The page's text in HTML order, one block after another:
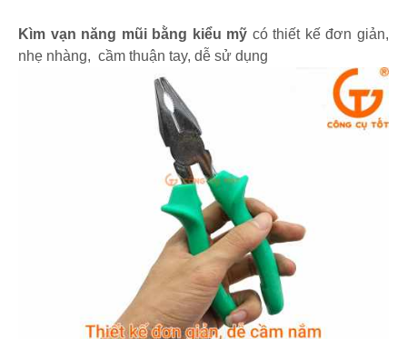
Kìm vạn năng mũi bằng kiểu mỹ có thiết kế đơn giản,
nhẹ nhàng, cầm thuận tay, dễ sử dụng